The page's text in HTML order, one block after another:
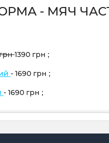
- МЯЧ
1390 грн ;
- 1690 грн ;
- 1690 грн ;